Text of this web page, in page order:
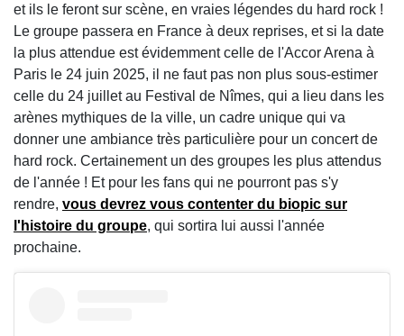
et ils le feront sur scène, en vraies légendes du hard rock !
Le groupe passera en France à deux reprises, et si la date
la plus attendue est évidemment celle de l'Accor Arena à
Paris le 24 juin 2025, il ne faut pas non plus sous-estimer
celle du 24 juillet au Festival de Nîmes, qui a lieu dans les
arènes mythiques de la ville, un cadre unique qui va
donner une ambiance très particulière pour un concert de
hard rock. Certainement un des groupes les plus attendus
de l'année ! Et pour les fans qui ne pourront pas s'y
rendre, vous devrez vous contenter du biopic sur
l'histoire du groupe, qui sortira lui aussi l'année
prochaine.